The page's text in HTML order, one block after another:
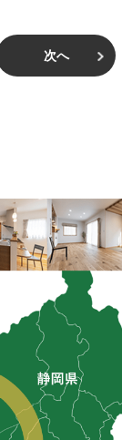
次へ